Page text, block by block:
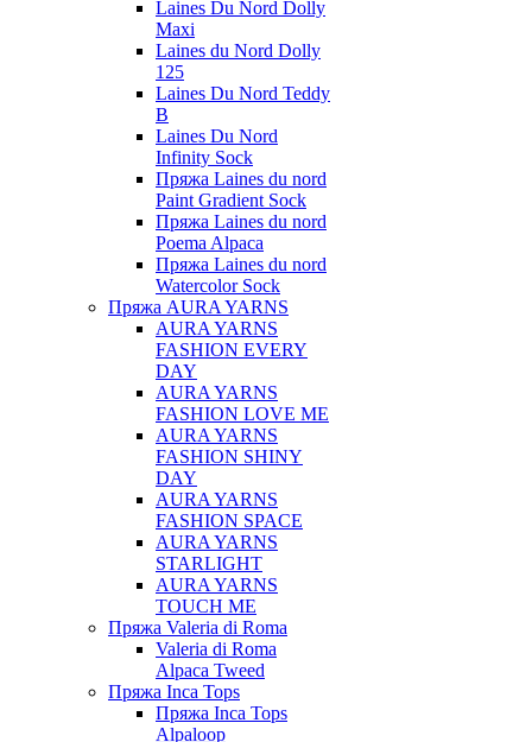
Laines Du Nord Dolly
Maxi
Laines du Nord Dolly
125
Laines Du Nord Teddy
B
Laines Du Nord
Infinity Sock
Пряжа Laines du nord
Paint Gradient Sock
Пряжа Laines du nord
Poema Alpaca
Пряжа Laines du nord
Watercolor Sock
Пряжа AURA YARNS
AURA YARNS
FASHION EVERY
DAY
AURA YARNS
FASHION LOVE ME
AURA YARNS
FASHION SHINY
DAY
AURA YARNS
FASHION SPACE
AURA YARNS
STARLIGHT
AURA YARNS
TOUCH ME
Пряжа Valeria di Roma
Valeria di Roma
Alpaca Tweed
Пряжа Inca Tops
Пряжа Inca Tops
Alpaloop